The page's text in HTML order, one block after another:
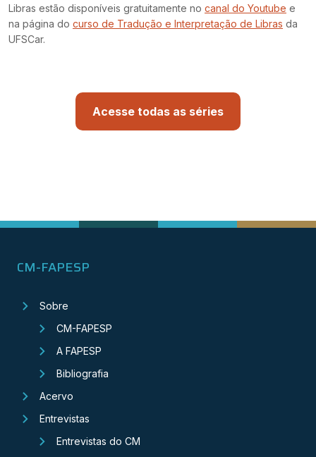
Libras estão disponíveis gratuitamente no canal do Youtube e
na página do curso de Tradução e Interpretação de Libras da
UFSCar.
Acesse todas as séries
CM-FAPESP
Sobre
CM-FAPESP
A FAPESP
Bibliografia
Acervo
Entrevistas
Entrevistas do CM